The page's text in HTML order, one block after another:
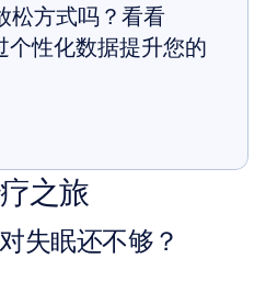
松方式吗？看看
性化数据提升您的
之旅
失眠还不够？